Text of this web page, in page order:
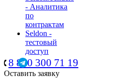
- Аналитика
по
контрактам
Seldon -
тестовый
доступ
8 800 300 71 19
Оставить заявку